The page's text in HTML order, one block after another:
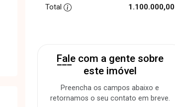
Total 1.100.000,00
Fale com a gente sobre
este imóvel
Preencha os campos abaixo e
retornamos o seu contato em breve.